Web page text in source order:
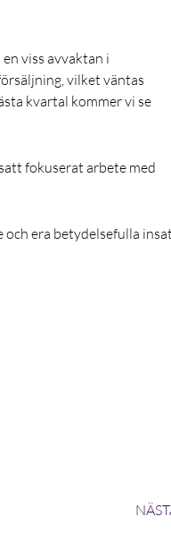
viss avvaktan i
vilket väntas
kvartal kommer vi se
fokuserat arbete med
och era betydelsefulla